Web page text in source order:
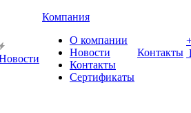
Компания
О компании
Новости
Контакты
Сертификаты
Контакты